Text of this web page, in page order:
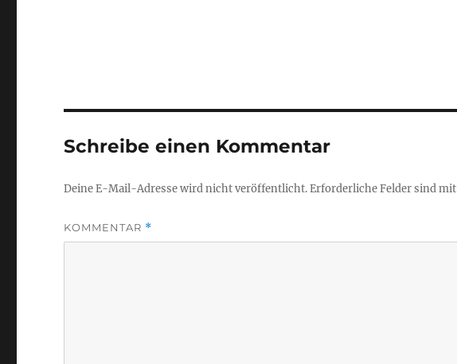
Schreibe einen Kommentar
Deine E-Mail-Adresse wird nicht veröffentlicht.Erforderliche Felder sind mit
KOMMENTAR *